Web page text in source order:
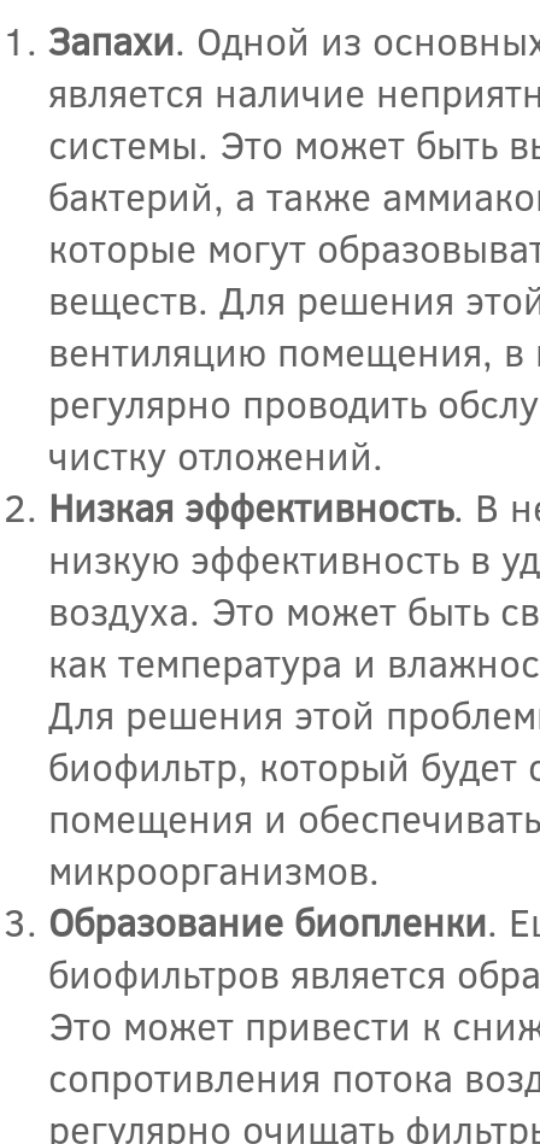
Запахи. Одной из
является наличие
системы. Это может быть
бактерий, а также
которые могут
веществ. Для решения
вентиляцию помещения, в
регулярно проводить
чистку отложений.
Низкая эффективность. В
низкую эффективность в
воздуха. Это может быть
как температура и
Для решения этой
биофильтр, который будет
помещения и
микроорганизмов.
Образование биопленки.
биофильтров является
Это может привести к
сопротивления потока
регулярно очищать